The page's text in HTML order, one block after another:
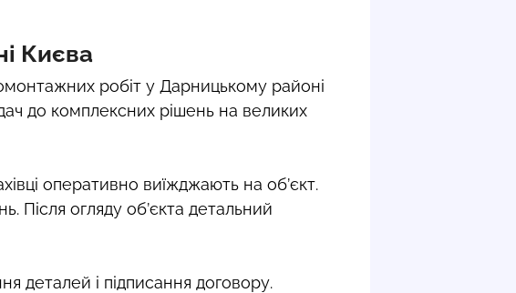
Києва
робіт у Дарницькому районі
до комплексних рішень на великих
оперативно виїжджають на об’єкт.
огляду об’єкта детальний
деталей і підписання договору.